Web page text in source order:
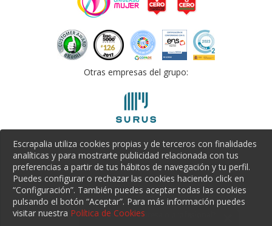
Otras empresas del grupo:
¿Eres una empresa o profesional?
Escrapalia utiliza cookies propias y de terceros con finalidades
analíticas y para mostrarte publicidad relacionada con tus
preferencias a partir de tus hábitos de navegación y tu perfil.
Puedes configurar o rechazar las cookies haciendo click en
“Configuración”. También puedes aceptar todas las cookies
pulsando el botón “Aceptar”. Para más información puedes
visitar nuestra Política de Cookies